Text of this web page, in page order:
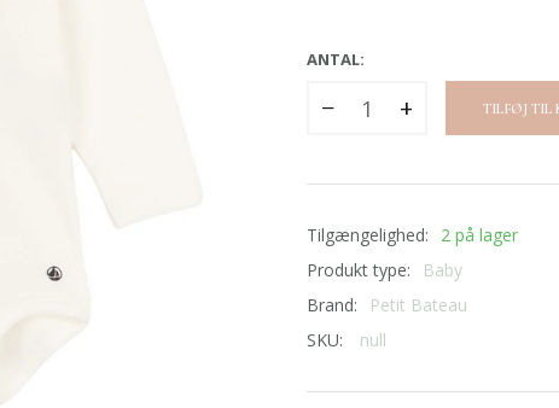
ANTAL:
− + TILFØJ TIL
Tilgængelighed:
2 på lager
Produkt type:
Baby
Brand:
Petit Bateau
SKU:
null